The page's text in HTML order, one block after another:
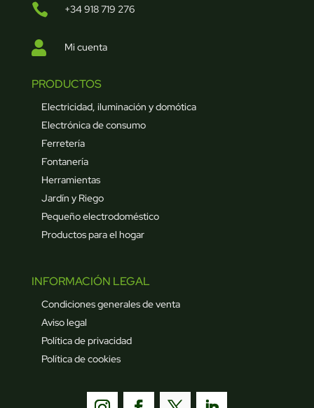
 +34 918 719 276
 Mi cuenta
PRODUCTOS
Electricidad, iluminación y domótica
Electrónica de consumo
Ferretería
Fontanería
Herramientas
Jardín y Riego
Pequeño electrodoméstico
Productos para el hogar
INFORMACIÓN LEGAL
Condiciones generales de venta
Aviso legal
Política de privacidad
Política de cookies